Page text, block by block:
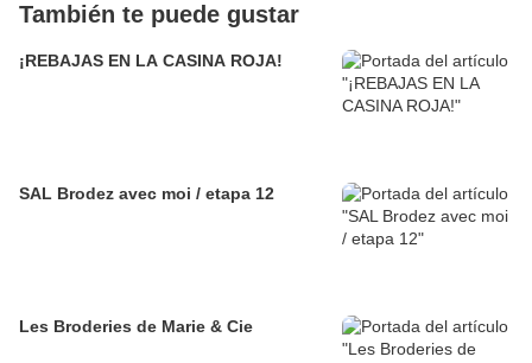
También te puede gustar
¡REBAJAS EN LA CASINA ROJA!
SAL Brodez avec moi / etapa 12
Les Broderies de Marie & Cie